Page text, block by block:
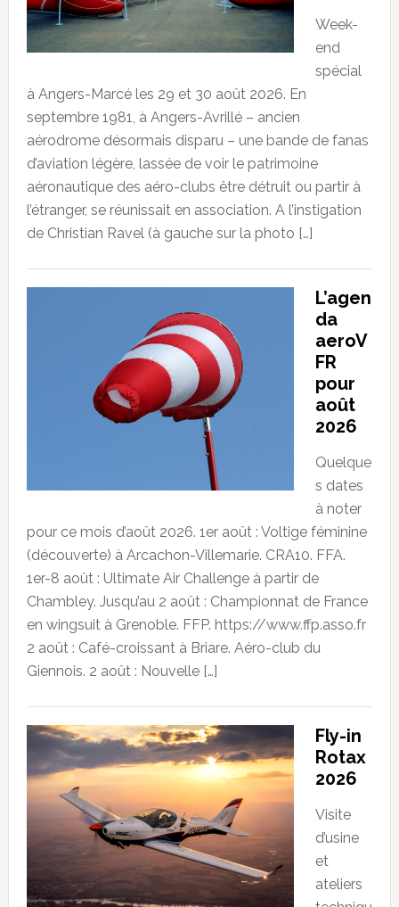
Week-
end
spécial
à Angers-Marcé les 29 et 30 août 2026. En
septembre 1981, à Angers-Avrillé – ancien
aérodrome désormais disparu – une bande de fanas
d’aviation légère, lassée de voir le patrimoine
aéronautique des aéro-clubs être détruit ou partir à
l’étranger, se réunissait en association. A l’instigation
de Christian Ravel (à gauche sur la photo […]
L’agen
da
aeroV
FR
pour
août
2026
Quelque
s dates
à noter
pour ce mois d’août 2026. 1er août : Voltige féminine
(découverte) à Arcachon-Villemarie. CRA10. FFA.
1er-8 août : Ultimate Air Challenge à partir de
Chambley. Jusqu’au 2 août : Championnat de France
en wingsuit à Grenoble. FFP. https://www.ffp.asso.fr
2 août : Café-croissant à Briare. Aéro-club du
Giennois. 2 août : Nouvelle […]
Fly-in
Rotax
2026
Visite
d’usine
et
ateliers